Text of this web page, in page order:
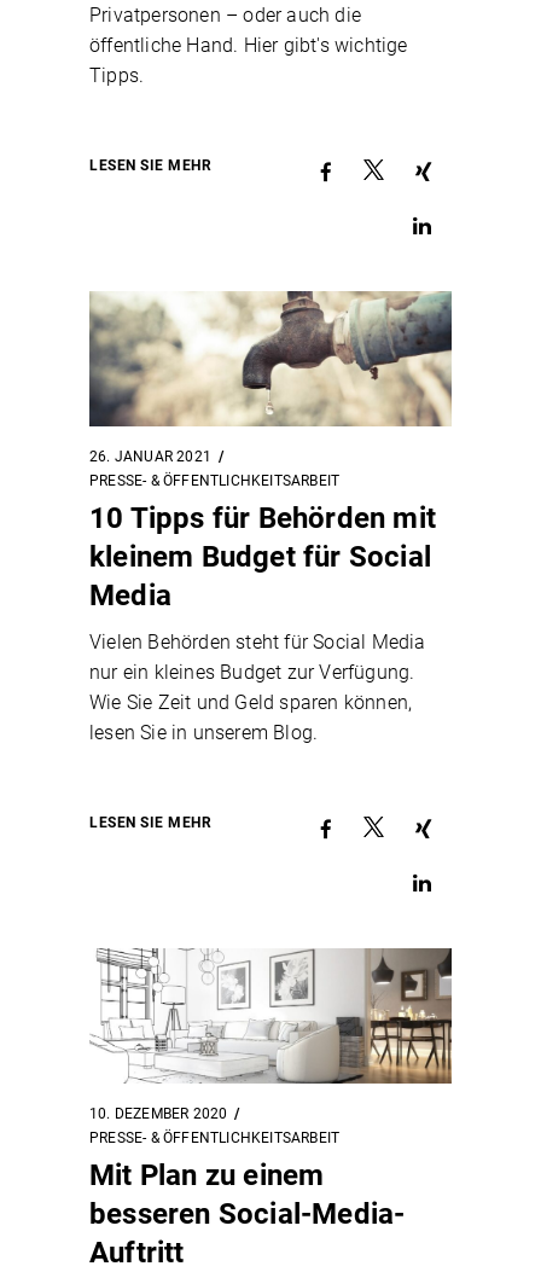
Privatpersonen – oder auch die
öffentliche Hand. Hier gibt's wichtige
Tipps.
LESEN SIE MEHR
26. JANUAR 2021
PRESSE- & ÖFFENTLICHKEITSARBEIT
10 Tipps für Behörden mit
kleinem Budget für Social
Media
Vielen Behörden steht für Social Media
nur ein kleines Budget zur Verfügung.
Wie Sie Zeit und Geld sparen können,
lesen Sie in unserem Blog.
LESEN SIE MEHR
10. DEZEMBER 2020
PRESSE- & ÖFFENTLICHKEITSARBEIT
Mit Plan zu einem
besseren Social-Media-
Auftritt